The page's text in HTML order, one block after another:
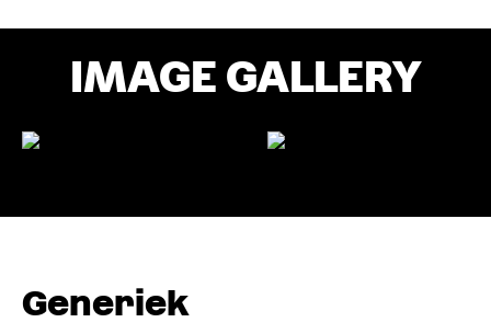
IMAGE GALLERY
Generiek